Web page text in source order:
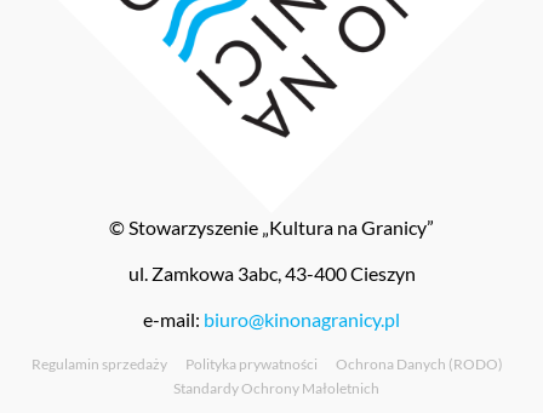
© Stowarzyszenie „Kultura na Granicy”
ul. Zamkowa 3abc, 43-400 Cieszyn
e-mail: biuro@kinonagranicy.pl
Regulamin sprzedaży Polityka prywatności
Ochrona Danych (RODO)
Standardy Ochrony Małoletnich